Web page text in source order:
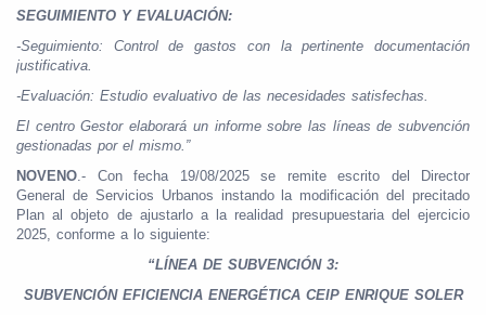
SEGUIMIENTO Y EVALUACIÓN:
-Seguimiento: Control de gastos con la pertinente documentación
justificativa.
-Evaluación: Estudio evaluativo de las necesidades satisfechas.
El centro Gestor elaborará un informe sobre las líneas de subvención
gestionadas por el mismo.”
NOVENO.- Con fecha 19/08/2025 se remite escrito del Director
General de Servicios Urbanos instando la modificación del precitado
Plan al objeto de ajustarlo a la realidad presupuestaria del ejercicio
2025, conforme a lo siguiente:
“LÍNEA DE SUBVENCIÓN 3:
SUBVENCIÓN EFICIENCIA ENERGÉTICA CEIP ENRIQUE SOLER